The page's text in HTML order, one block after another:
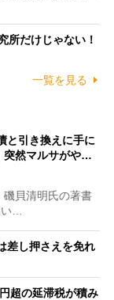
所だけじゃない！
一覧を見る
と引き換えに手に
突然マルサがや…
貝清明氏の著書
…
差し押さえを免れ
超の延滞税が積み